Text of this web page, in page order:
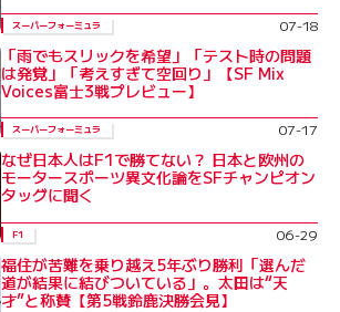
スーパーフォーミュラ 07-18
「雨でもスリックを希望」「テスト時の問題
は発覚」「考えすぎて空回り」【SF Mix
Voices富士3戦プレビュー】
スーパーフォーミュラ 07-17
なぜ日本人はF1で勝てない？ 日本と欧州の
モータースポーツ異文化論をSFチャンピオン
タッグに聞く
F1 06-29
福住が苦難を乗り越え5年ぶり勝利「選んだ
道が結果に結びついている」。太田は“天
才”と称賛【第5戦鈴鹿決勝会見】